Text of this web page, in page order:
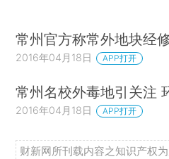
常州官方称常外地块经
2016年04月18日 APP打开
常州名校外毒地引关注
2016年04月18日 APP打开
财新网所刊载内容之知识产权